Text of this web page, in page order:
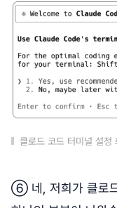
클로드 코드 터미널 설
⑥ 네, 저희가 클로